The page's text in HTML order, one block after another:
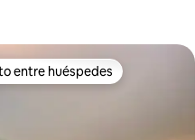
en Favorito entre huéspedes
entre huéspedes